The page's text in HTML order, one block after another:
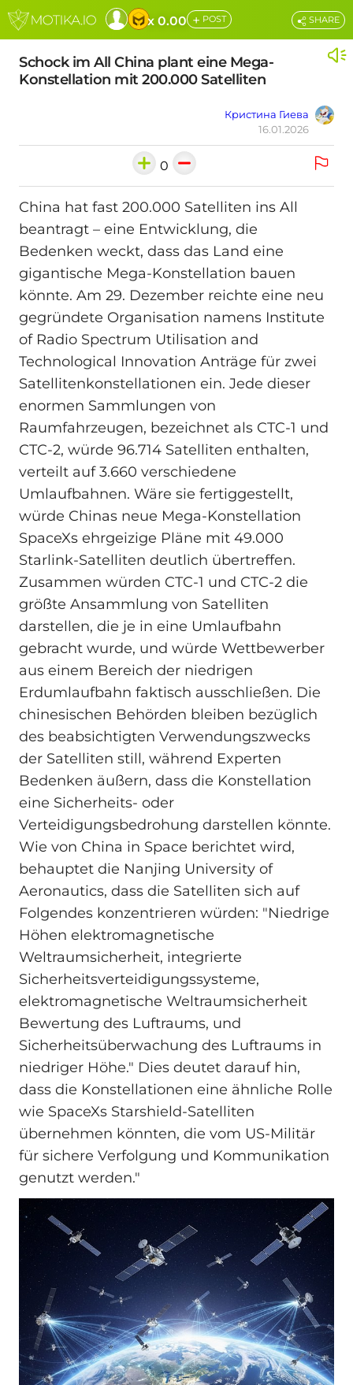
x 0.00 + POST
Schock im All China plant eine Mega-
Konstellation mit 200.000 Satelliten
Кристина Гиева
16.01.2026
SHARE
0
China hat fast 200.000 Satelliten ins All
beantragt – eine Entwicklung, die
Bedenken weckt, dass das Land eine
gigantische Mega-Konstellation bauen
könnte. Am 29. Dezember reichte eine neu
gegründete Organisation namens Institute
of Radio Spectrum Utilisation and
Technological Innovation Anträge für zwei
Satellitenkonstellationen ein. Jede dieser
enormen Sammlungen von
Raumfahrzeugen, bezeichnet als CTC-1 und
CTC-2, würde 96.714 Satelliten enthalten,
verteilt auf 3.660 verschiedene
Umlaufbahnen. Wäre sie fertiggestellt,
würde Chinas neue Mega-Konstellation
SpaceXs ehrgeizige Pläne mit 49.000
Starlink-Satelliten deutlich übertreffen.
Zusammen würden CTC-1 und CTC-2 die
größte Ansammlung von Satelliten
darstellen, die je in eine Umlaufbahn
gebracht wurde, und würde Wettbewerber
aus einem Bereich der niedrigen
Erdumlaufbahn faktisch ausschließen. Die
chinesischen Behörden bleiben bezüglich
des beabsichtigten Verwendungszwecks
der Satelliten still, während Experten
Bedenken äußern, dass die Konstellation
eine Sicherheits- oder
Verteidigungsbedrohung darstellen könnte.
Wie von China in Space berichtet wird,
behauptet die Nanjing University of
Aeronautics, dass die Satelliten sich auf
Folgendes konzentrieren würden: "Niedrige
Höhen elektromagnetische
Weltraumsicherheit, integrierte
Sicherheitsverteidigungssysteme,
elektromagnetische Weltraumsicherheit
Bewertung des Luftraums, und
Sicherheitsüberwachung des Luftraums in
niedriger Höhe." Dies deutet darauf hin,
dass die Konstellationen eine ähnliche Rolle
wie SpaceXs Starshield-Satelliten
übernehmen könnten, die vom US-Militär
für sichere Verfolgung und Kommunikation
genutzt werden."